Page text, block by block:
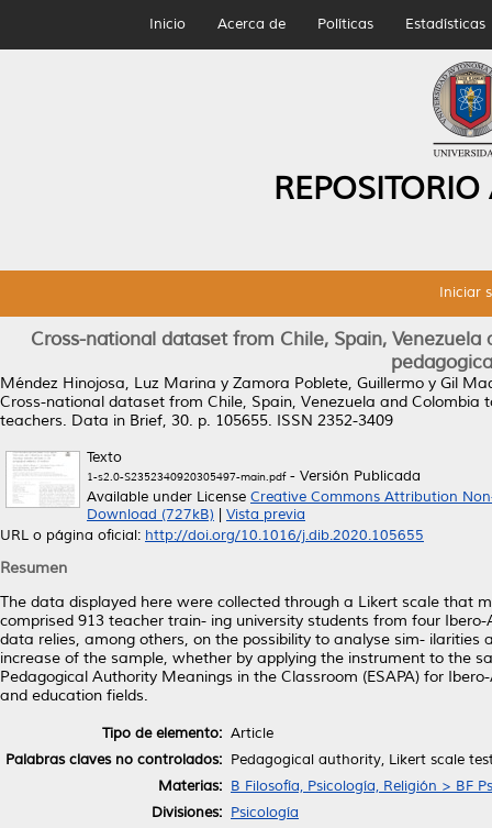
Inicio Acerca de Políticas Estadísticas
Iniciar
Cross-national dataset from Chile, Spain,
Méndez Hinojosa, Luz Marina y Zamora Poblete, Guillermo y Gil
Cross-national dataset from Chile, Spain, Venezuela and
teachers. Data in Brief, 30. p. 105655. ISSN 2352-3409
Texto
1-s2.0-S2352340920305497-main.pdf- Versión Publicada
Available under License Creative Commons Attribution
Download (727kB)
Vista previa
URL o página oficial: http://doi.org/10.1016/j.dib.2020.105655
Resumen
The data displayed here were collected through a Likert scale that
comprised 913 teacher train- ing university students from four
data relies, among others, on the possibility to analyse sim-
increase of the sample, whether by applying the instrument to the
Pedagogical Authority Meanings in the Classroom (ESAPA) for
and education fields.
Tipo de elemento: Article
Palabras claves no controlados: Pedagogical authority, Likert scale
Materias: B Filosofía, Psicología, Religión > BF
Divisiones: Psicología